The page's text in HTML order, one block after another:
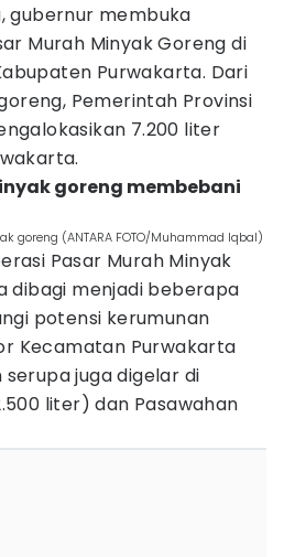
gubernur membuka
Murah Minyak Goreng di
Purwakarta. Dari
Pemerintah Provinsi
7.200 liter
goreng membebani
goreng (ANTARA FOTO/Muhammad Iqbal)
Pasar Murah Minyak
dibagi menjadi beberapa
potensi kerumunan
Kecamatan Purwakarta
juga digelar di
liter) dan Pasawahan